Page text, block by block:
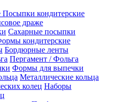
Посыпки кондитерские
драже
Сахарные посыпки
кондитерские
Бордюрные ленты
Пергамент / Фольга
Формы для выпечки
Металлические кольца
Наборы